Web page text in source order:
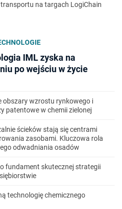
na targach LogiChain
IML zyska na
po wejściu w życie
obszary wzrostu rynkowego i
patentowe w chemii zielonej
ścieków stają się centrami
zasobami. Kluczowa rola
odwadniania osadów
fundament skutecznej strategii
technologię chemicznego